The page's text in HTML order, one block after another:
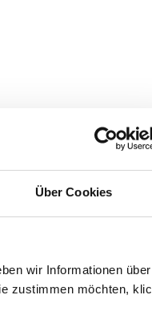
Über Cookies
wir Informationen
zustimmen möchten,